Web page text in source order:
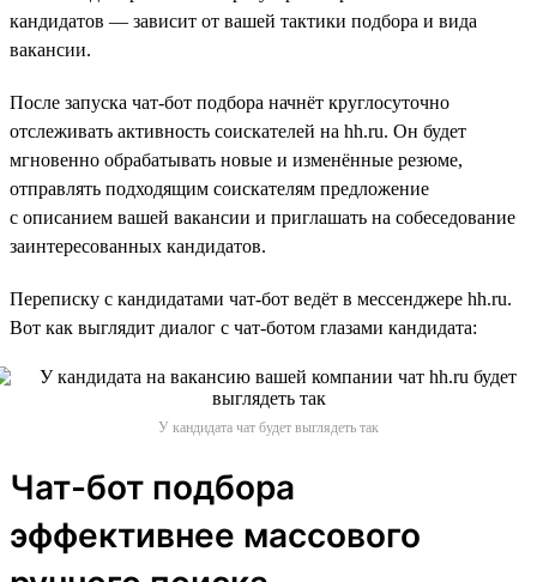
кандидатов — зависит от вашей тактики подбора и вида
вакансии.
После запуска чат-бот подбора начнёт круглосуточно
отслеживать активность соискателей на hh.ru. Он будет
мгновенно обрабатывать новые и изменённые резюме,
отправлять подходящим соискателям предложение
с описанием вашей вакансии и приглашать на собеседование
заинтересованных кандидатов.
Переписку с кандидатами чат-бот ведёт в мессенджере hh.ru.
Вот как выглядит диалог с чат-ботом глазами кандидата:
У кандидата чат будет выглядеть так
Чат-бот подбора
эффективнее массового